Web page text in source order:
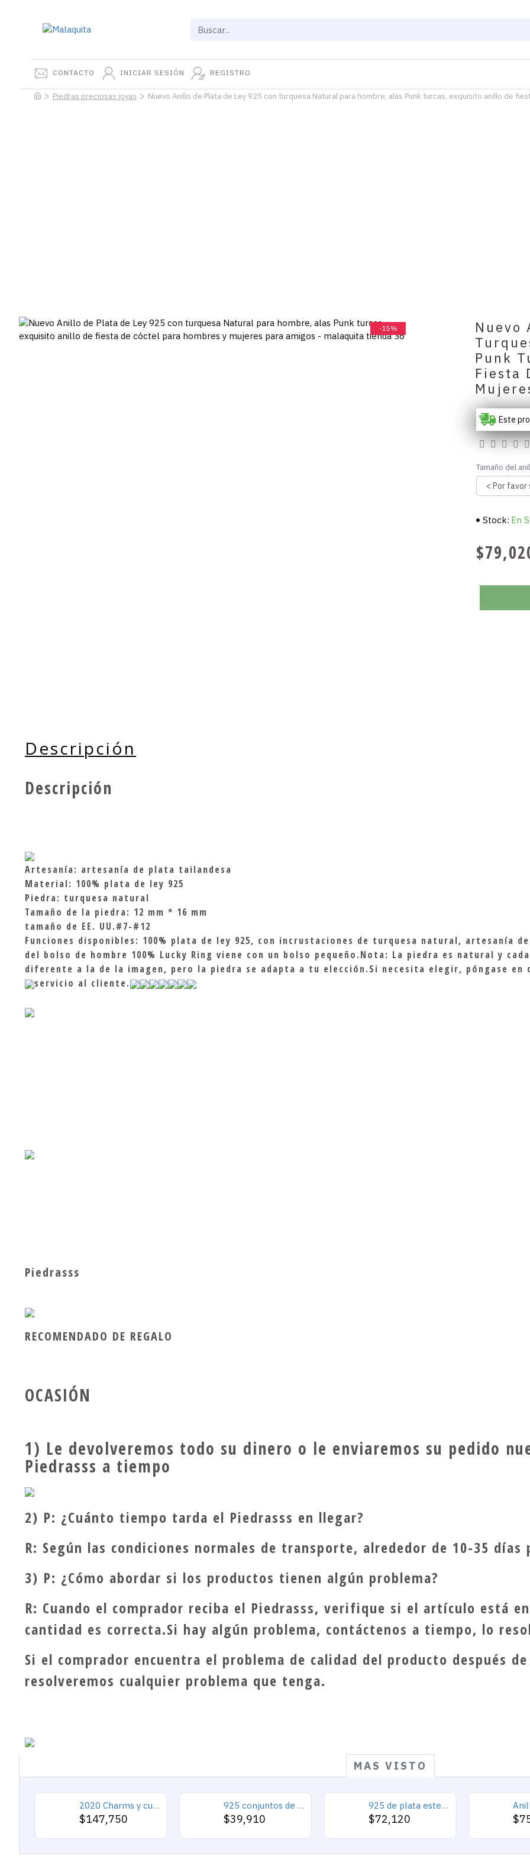
CONTACTO INICIAR SESIÓN REGISTRO
Piedras preciosas joyas Nuevo Anillo de Plata de Ley 925 con turquesa Natural para hombre, alas Punk turcas, exquisito anillo de
-15%
Nuevo
Punk
Fiesta
Este
Stock: En
Tamaño del
Descripción
Descripción
Artesanía: artesanía de plata tailandesa
Material: 100% plata de ley 925
Piedra: turquesa natural
Tamaño de la piedra: 12 mm * 16 mm
tamaño de EE. UU.#7-#12
Funciones disponibles: 100% plata de ley 925, con incrustaciones de turquesa natural, artesanía
del bolso de hombre 100% Lucky Ring viene con un bolso pequeño.Nota: La piedra es natural y
diferente a la de la imagen, pero la piedra se adapta a tu elección.Si necesita elegir, póngase en
servicio al cliente.
Piedrasss
RECOMENDADO DE REGALO
OCASIÓN
1) Le devolveremos todo su dinero o le enviaremos su pedido
Piedrasss a tiempo
2) P: ¿Cuánto tiempo tarda el Piedrasss en llegar?
R: Según las condiciones normales de transporte, alrededor de 10-35
3) P: ¿Cómo abordar si los productos tienen algún problema?
R: Cuando el comprador reciba el Piedrasss, verifique si el artículo está
cantidad es correcta.Si hay algún problema, contáctenos a tiempo, lo
Si el comprador encuentra el problema de calidad del producto después
resolveremos cualquier problema que tenga.
MAS VISTO
2020 Charms y cuentas de corazón, pulseras románticas de Cupido de circón rosa, joyería DIY, corazones en toda la prenda
$147,750
925 conjuntos de joyas de plata para 2019 conjunto de collares de corazón de amor para mujer regalo de joyería de boda
$39,910
925 de plata esterlina Simple personalidad Natural de ágata loco de piedra de los hombres y las mujeres anillos de tendencia Retro turco de los hombres anillos de boda
$72,120